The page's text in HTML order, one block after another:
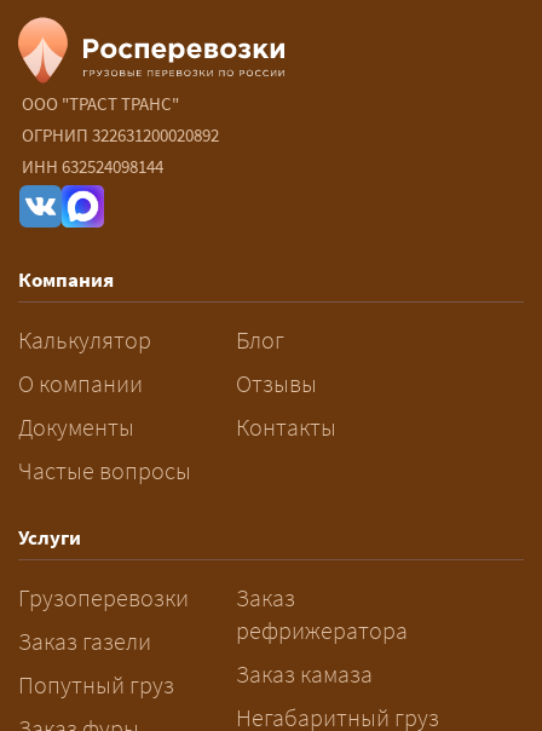
Сколько стоит перевозка
негабарита?
— От 60 ₽/км. Точная стоимость
рассчитывается индивидуально:
влияют габариты и вес груза,
разрешений и машин
сопровождения.
За сколько дней заказывать
перевозку негабарита?
— Заранее: только оформление
рабочих дней. Оставьте заявку
заблаговременно — логист
рассчитает маршрут и запустит
подготовку документов.
ООО "ТРАСТ ТРАНС"
ОГРНИП 322631200020892
ИНН 632524098144
Компания
Калькулятор
О компании
Документы
Частые вопросы
Блог
Отзывы
Контакты
Услуги
Грузоперевозки
Заказ газели
Попутный груз
Заказ
рефрижератора
Заказ камаза
Негабаритный груз